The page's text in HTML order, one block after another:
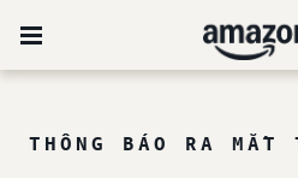
THÔNG BÁO RA MẮT